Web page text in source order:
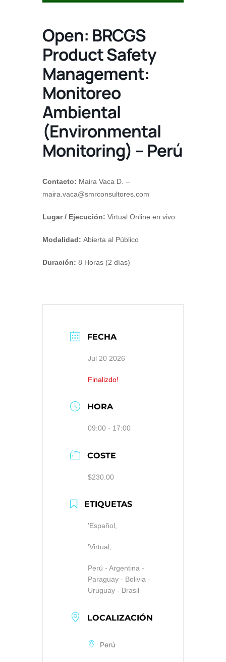
Open: BRCGS
Product Safety
Management:
Monitoreo
Ambiental
(Environmental
Monitoring) – Perú
Contacto: Maira Vaca D. –
maira.vaca@smrconsultores.com
Lugar / Ejecución: Virtual Online en vivo
Modalidad: Abierta al Público
Duración: 8 Horas (2 días)
FECHA
Jul 20 2026
Finalizdo!
HORA
09:00 - 17:00
COSTE
$230.00
ETIQUETAS
'Español,
'Virtual,
Perú - Argentina -
Paraguay - Bolivia -
Uruguay - Brasil
LOCALIZACIÓN
Perú